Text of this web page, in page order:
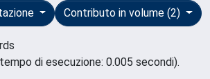
Contributo in volume (2)
di esecuzione: 0.005 secondi).